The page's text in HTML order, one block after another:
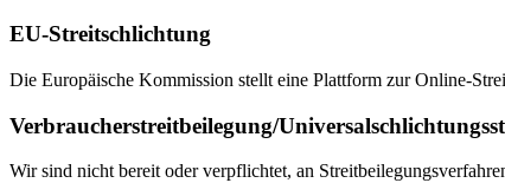
EU-Streitschlichtung
Die Europäische Kommission stellt eine Plattform zur Online-
Verbraucher­streit­beilegung/
Wir sind nicht bereit oder verpflichtet, an